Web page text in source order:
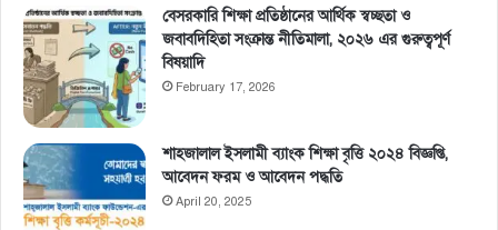
বেসরকারি শিক্ষা প্রতিষ্ঠানের আর্থিক স্বচ্ছতা ও
জবাবদিহিতা সংক্রান্ত নীতিমালা, ২০২৬ এর গুরুত্বপূর্ণ
বিষয়াদি
February 17, 2026
শাহজালাল ইসলামী ব্যাংক শিক্ষা বৃত্তি ২০২৪ বিজ্ঞপ্তি,
আবেদন ফরম ও আবেদন পদ্ধতি
April 20, 2025